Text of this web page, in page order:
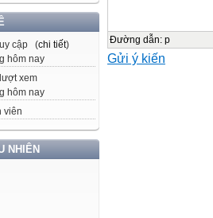
cập (chi tiết)
hôm nay
lượt xem
hôm nay
viên
NHIÊN
I. Tiến hành
- Các trường có
Đường dẫn: p
Gửi ý kiến